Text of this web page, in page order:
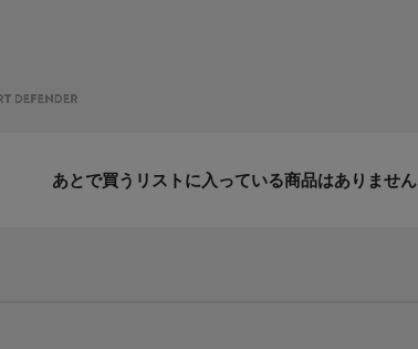
あとで買うリストに入っている商品はありません